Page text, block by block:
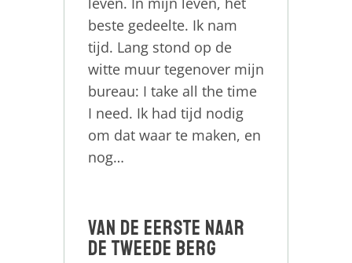
beste gedeelte. Ik nam
tijd. Lang stond op de
witte muur tegenover mijn
bureau: I take all the time
I need. Ik had tijd nodig
om dat waar te maken, en
nog…
Van de eerste naar
de tweede berg